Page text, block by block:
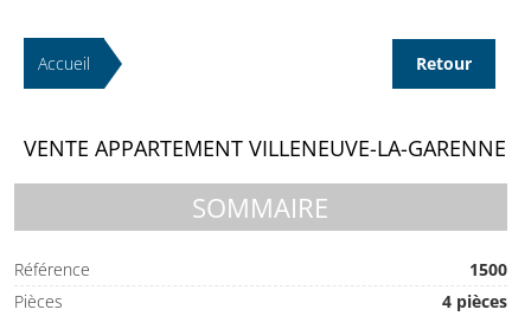
Accueil Retour
VENTE APPARTEMENT VILLENEUVE-LA-GARENNE
SOMMAIRE
Référence
1500
Pièces
4 pièces